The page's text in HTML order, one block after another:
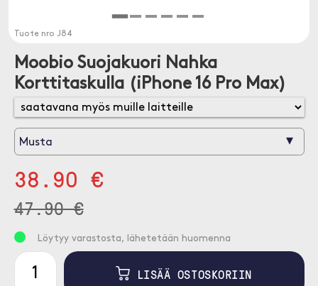
Tuote nro J84
Moobio Suojakuori Nahka
Korttitaskulla (iPhone 16 Pro Max)
Musta ▾
38.90 €
47.90 €
Löytyy varastosta, lähetetään huomenna
LISÄÄ OSTOSKORIIN